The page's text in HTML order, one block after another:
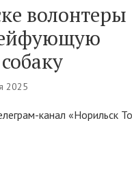
волонтеры
2025
канал «Норильск